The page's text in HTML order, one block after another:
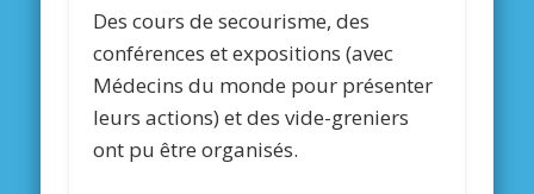
Des cours de secourisme, des
conférences et expositions (avec
Médecins du monde pour présenter
leurs actions) et des vide-greniers
ont pu être organisés.